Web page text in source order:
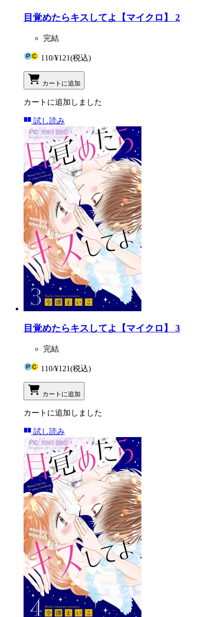
目覚めたらキスしてよ【マイクロ】 2
完結
110/¥121(税込)
カートに追加
カートに追加しました
試し読み
目覚めたらキスしてよ【マイクロ】 3
完結
110/¥121(税込)
カートに追加
カートに追加しました
試し読み